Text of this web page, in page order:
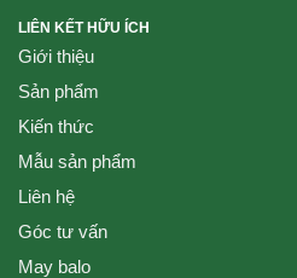
LIÊN KẾT HỮU ÍCH
Giới thiệu
Sản phẩm
Kiến thức
Mẫu sản phẩm
Liên hệ
Góc tư vấn
May balo